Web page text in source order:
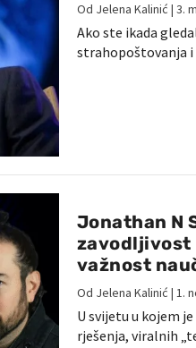
Od Jelena Kalinić | 3.
Ako ste ikada
strahopoštovanja
Jonathan N
zavodljivost
važnost
Od Jelena Kalinić | 1.
U svijetu u kojem
rješenja, viralnih